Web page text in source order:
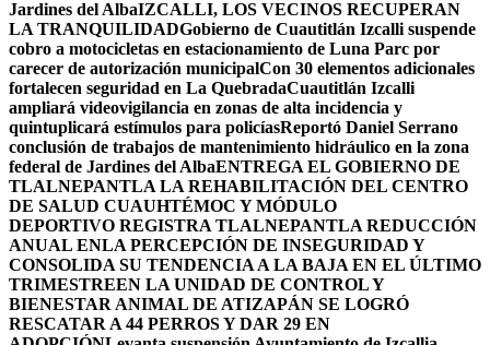
Jardines del AlbaIZCALLI, LOS VECINOS RECUPERAN
LA TRANQUILIDADGobierno de Cuautitlán Izcalli suspende
cobro a motocicletas en estacionamiento de Luna Parc por
carecer de autorización municipalCon 30 elementos adicionales
fortalecen seguridad en La QuebradaCuautitlán Izcalli
ampliará videovigilancia en zonas de alta incidencia y
quintuplicará estímulos para policíasReportó Daniel Serrano
conclusión de trabajos de mantenimiento hidráulico en la zona
federal de Jardines del AlbaENTREGA EL GOBIERNO DE
TLALNEPANTLA LA REHABILITACIÓN DEL CENTRO
DE SALUD CUAUHTÉMOC Y MÓDULO
DEPORTIVO REGISTRA TLALNEPANTLA REDUCCIÓN
ANUAL ENLA PERCEPCIÓN DE INSEGURIDAD Y
CONSOLIDA SU TENDENCIA A LA BAJA EN EL ÚLTIMO
TRIMESTREEN LA UNIDAD DE CONTROL Y
BIENESTAR ANIMAL DE ATIZAPÁN SE LOGRÓ
RESCATAR A 44 PERROS Y DAR 29 EN